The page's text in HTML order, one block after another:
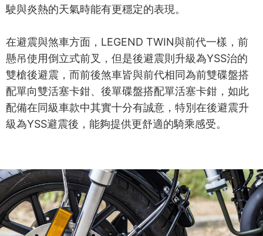
駛與炎熱的天氣時能有更穩定的表現。
在避震與煞車方面，LEGEND TWIN與前代一樣，前
懸吊使用倒立式前叉，但是後避震則升級為YSS治的
雙槍後避震，而前後煞車皆與前代相同為前雙碟盤搭
配單向雙活塞卡鉗、後單碟盤搭配單活塞卡鉗，如此
配備在同級車款中其實十分有誠意，特別在後避震升
級為YSS避震後，能夠提供更舒適的騎乘感受。